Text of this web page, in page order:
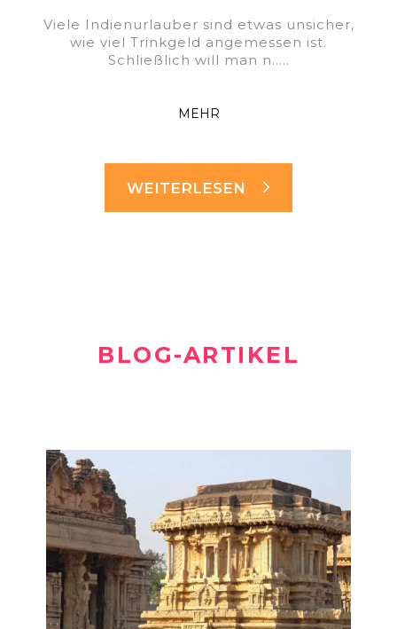
Viele Indienurlauber sind etwas unsicher,
wie viel Trinkgeld angemessen ist.
Schließlich will man n.....
MEHR
WEITERLESEN
BLOG-ARTIKEL